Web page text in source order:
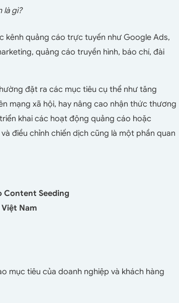
là gì?
kênh quảng cáo trực tuyến như Google Ads,
quảng cáo truyền hình, báo chí, đài
đặt ra các mục tiêu cụ thể như tăng
mạng xã hội, hay nâng cao nhận thức thương
khai các hoạt động quảng cáo hoặc
điều chỉnh chiến dịch cũng là một phần quan
Content Seeding
Nam
mục tiêu của doanh nghiệp và khách hàng